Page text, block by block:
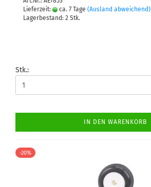
Lieferzeit:
ca. 7 Tage (Ausland abweichend)
Lagerbestand: 2 Stk.
Stk.:
IN DEN WARENKORB
-20%